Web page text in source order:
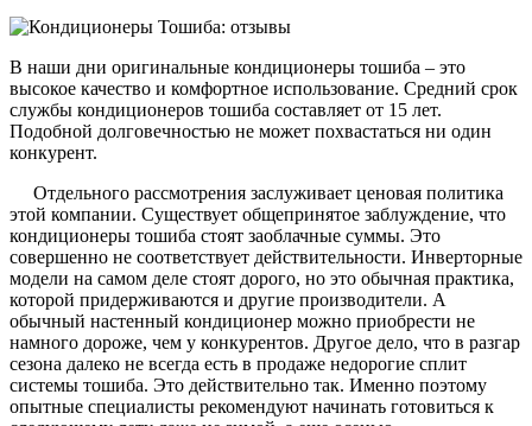
В наши дни оригинальные кондиционеры тошиба – это
высокое качество и комфортное использование. Средний срок
службы кондиционеров тошиба составляет от 15 лет.
Подобной долговечностью не может похвастаться ни один
конкурент.
Отдельного рассмотрения заслуживает ценовая политика
этой компании. Существует общепринятое заблуждение, что
кондиционеры тошиба стоят заоблачные суммы. Это
совершенно не соответствует действительности. Инверторные
модели на самом деле стоят дорого, но это обычная практика,
которой придерживаются и другие производители. А
обычный настенный кондиционер можно приобрести не
намного дороже, чем у конкурентов. Другое дело, что в разгар
сезона далеко не всегда есть в продаже недорогие сплит
системы тошиба. Это действительно так. Именно поэтому
опытные специалисты рекомендуют начинать готовиться к